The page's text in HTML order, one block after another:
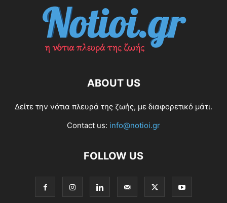
ABOUT US
Δείτε την νότια πλευρά της ζωής, με διαφορετικό μάτι.
Contact us: info@notioi.gr
FOLLOW US